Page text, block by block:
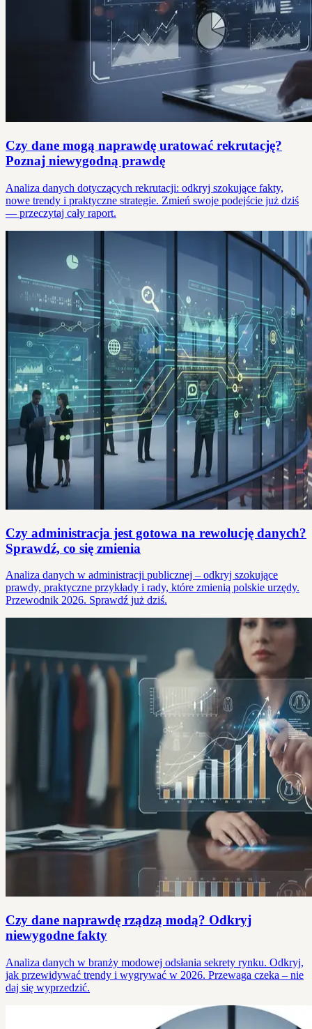
Czy dane mogą naprawdę uratować rekrutację?
Poznaj niewygodną prawdę
Analiza danych dotyczących rekrutacji: odkryj szokujące fakty,
nowe trendy i praktyczne strategie. Zmień swoje podejście już dziś
— przeczytaj cały raport.
Czy administracja jest gotowa na rewolucję danych?
Sprawdź, co się zmienia
Analiza danych w administracji publicznej – odkryj szokujące
prawdy, praktyczne przykłady i rady, które zmienią polskie urzędy.
Przewodnik 2026. Sprawdź już dziś.
Czy dane naprawdę rządzą modą? Odkryj
niewygodne fakty
Analiza danych w branży modowej odsłania sekrety rynku. Odkryj,
jak przewidywać trendy i wygrywać w 2026. Przewaga czeka – nie
daj się wyprzedzić.